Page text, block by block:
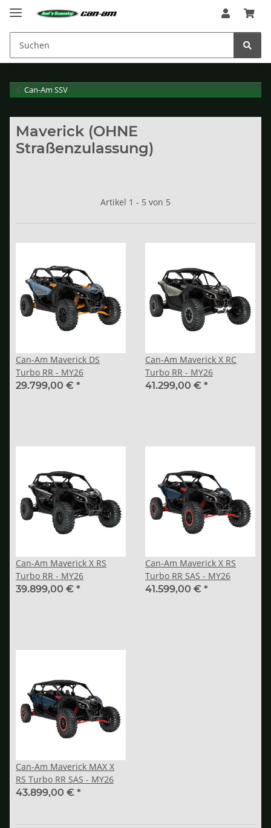
Can-Am SSV
Maverick (OHNE
Straßenzulassung)
Artikel 1 - 5 von 5
Can-Am Maverick DS
Turbo RR - MY26
29.799,00 € *
Can-Am Maverick X RC
Turbo RR - MY26
41.299,00 € *
Can-Am Maverick X RS
Turbo RR - MY26
39.899,00 € *
Can-Am Maverick X RS
Turbo RR SAS - MY26
41.599,00 € *
Can-Am Maverick MAX X
RS Turbo RR SAS - MY26
43.899,00 € *